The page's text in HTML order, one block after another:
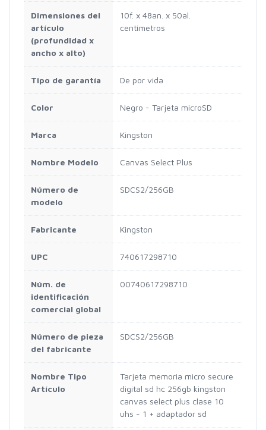
Dimensiones del
artículo
(profundidad x
ancho x alto)
10f. x 48an. x 50al.
centímetros
Tipo de garantía De por vida
Color Negro - Tarjeta microSD
Marca Kingston
Nombre Modelo Canvas Select Plus
Número de
modelo
SDCS2/256GB
Fabricante Kingston
UPC 740617298710
Núm. de
identificación
comercial global
00740617298710
Número de pieza
del fabricante
SDCS2/256GB
Nombre Tipo
Artículo
Tarjeta memoria micro secure
digital sd hc 256gb kingston
canvas select plus clase 10
uhs - 1 + adaptador sd